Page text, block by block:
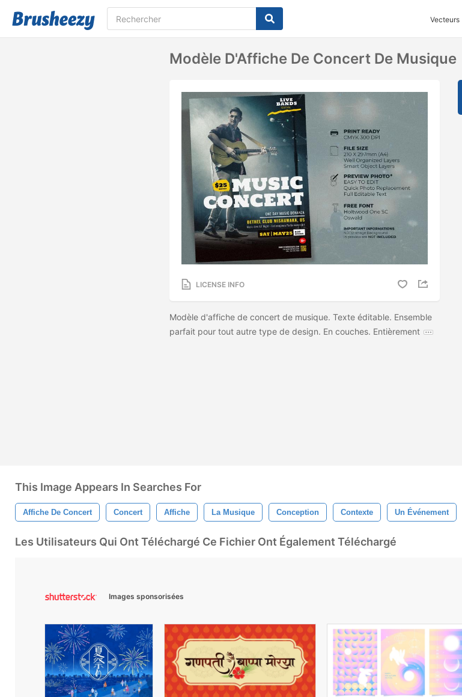
Vecteurs
Modèle D'Affiche De Concert De Musique
LICENSE INFO
Modèle d'affiche de concert de musique. Texte éditable. Ensemble
parfait pour tout autre type de design. En couches. Entièrement
This Image Appears In Searches For
Affiche De Concert Concert Affiche La Musique Conception Contexte Un Événement
Les Utilisateurs Qui Ont Téléchargé Ce Fichier Ont Également Téléchargé
Images sponsorisées